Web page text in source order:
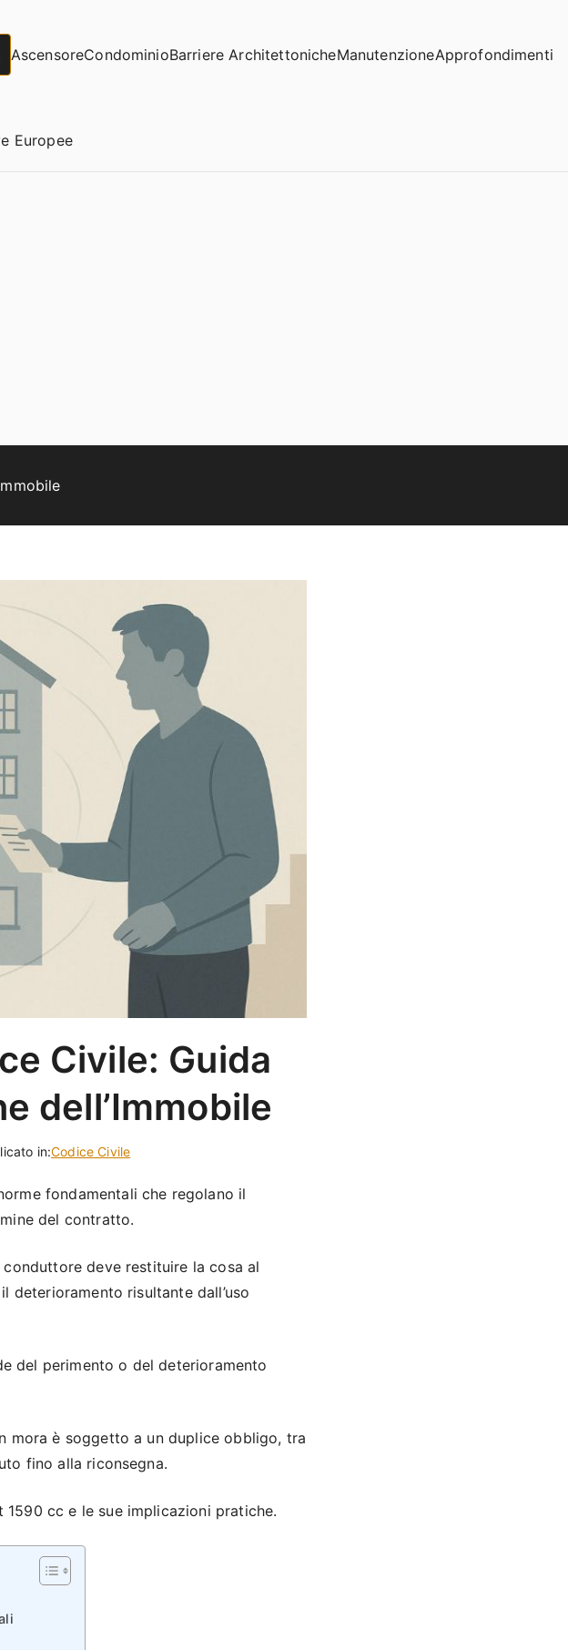
AscensoreCondominioBarriere ArchitettonicheManutenzioneApprofondimenti
Europee
Civile: Guida
dell’Immobile
in:Codice Civile
fondamentali che regolano il
del contratto.
deve restituire la cosa al
deterioramento risultante dall’uso
del perimento o del deterioramento
mora è soggetto a un duplice obbligo, tra
fino alla riconsegna.
cc e le sue implicazioni pratiche.